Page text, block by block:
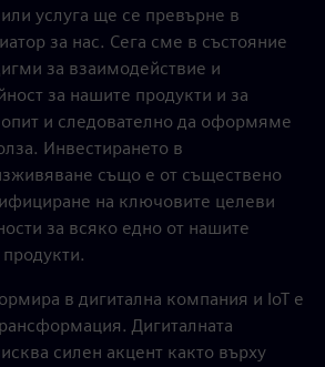
услуга ще се превърне в
за нас. Сега сме в състояние
за взаимодействие и
за нашите продукти и за
опит и следователно да оформяме
Инвестирането в
също е от съществено
на ключовите целеви
за всяко едно от нашите
в дигитална компания и IoT е
Дигиталната
силен акцент както върху